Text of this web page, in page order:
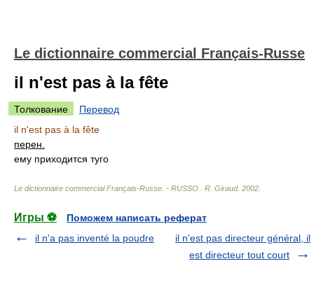
Le dictionnaire commercial Français-Russe
il n'est pas à la fête
Толкование
Перевод
il n'est pas à la fête
перен.
ему приходится туго
Le dictionnaire commercial Français-Russe. - RUSSO R. Giraud. 2002
Игры ⚽
Поможем написать реферат
il n'a pas inventé la poudre
il n'est pas directeur général, il
est directeur tout court